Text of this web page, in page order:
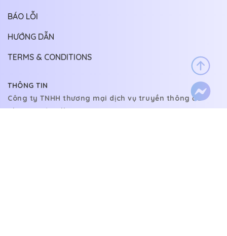
THÔNG TIN
Công ty TNHH thương mại dịch vụ truyền thông đa
phương tiện Allin
BÁO LỖI
HƯỚNG DẪN
TERMS & CONDITIONS